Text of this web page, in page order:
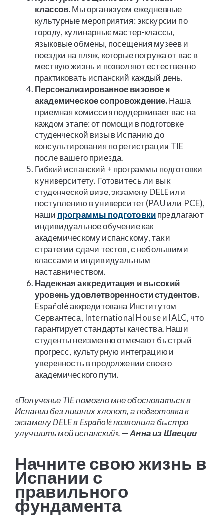
классов.Мы организуем ежедневные
культурные мероприятия: экскурсии по
городу, кулинарные мастер-классы,
языковые обмены, посещения музеев и
поездки на пляж, которые погружают вас в
местную жизнь и позволяют естественно
практиковать испанский каждый день.
Персонализированное визовое и
академическое сопровождение. Наша
приемная комиссия поддерживает вас на
каждом этапе: от помощи в подготовке
студенческой визы в Испанию до
консультирования по регистрации TIE
после вашего приезда.
Гибкий испанский + программы подготовки
к университету. Готовитесь ли вы к
студенческой визе, экзамену DELE или
поступлению в университет (PAU или PCE),
наши программы подготовкипредлагают
индивидуальное обучение как
академическому испанскому, так и
стратегии сдачи тестов, с небольшими
классами и индивидуальным
наставничеством.
Надежная аккредитация и высокий
уровень удовлетворенности студентов.
Españolé аккредитована Институтом
Сервантеса, International House и IALC, что
гарантирует стандарты качества. Наши
студенты неизменно отмечают быстрый
прогресс, культурную интеграцию и
уверенность в продолжении своего
академического пути.
«Получение TIE помогло мне обосноваться в
Испании без лишних хлопот, а подготовка к
экзамену DELE в Españolé позволила быстро
улучшить мой испанский». —Анна из Швеции
Начните свою жизнь в
Испании с
правильного
фундамента